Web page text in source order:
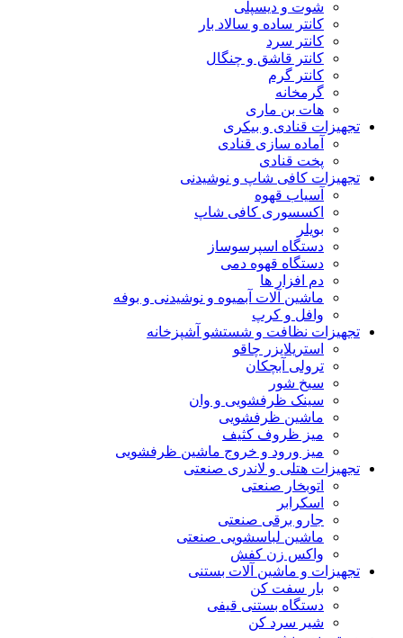
شوت و دیسپلی
کانتر ساده و سالاد بار
کانتر سرد
کانتر قاشق و چنگال
کانتر گرم
گرمخانه
هات بن ماری
تجهیزات قنادی و بیکری
آماده سازی قنادی
پخت قنادی
تجهیزات کافی شاپ و نوشیدنی
آسیاب قهوه
اکسسوری کافی شاپ
بویلر
دستگاه اسپرسوساز
دستگاه قهوه دمی
دم افزار ها
ماشین آلات آبمیوه و نوشیدنی و بوفه
وافل و کرپ
تجهیزات نظافت و شستشو آشپزخانه
استریلایزر چاقو
ترولی آبچکان
سیخ شور
سینک ظرفشویی و وان
ماشین ظرفشویی
میز ظروف کثیف
میز ورود و خروج ماشین ظرفشویی
تجهیزات هتلی و لاندری صنعتی
اتوبخار صنعتی
اسکرابر
جارو برقی صنعتی
ماشین لباسشویی صنعتی
واکس زن کفش
تجهیزات و ماشین آلات بستنی
بار سفت کن
دستگاه بستنی قیفی
شیر سرد کن